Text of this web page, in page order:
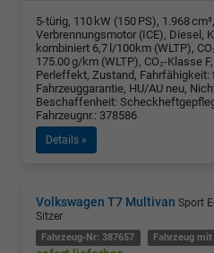
5-türig, 110 kW (150 PS), 1.968
Verbrennungsmotor (ICE), Diesel,
kombiniert 6,7 l/100km (WLTP),
175.00 g/km (WLTP), CO₂-Klasse
Perleffekt, Zustand,
Fahrzeuggarantie, HU/AU neu,
Beschaffenheit:
Fahrzeugnr.: 378586
Details »
Volkswagen T7 Multivan Sport
Sitzer
Fahrzeug-Nr: 387657 Fahrzeug